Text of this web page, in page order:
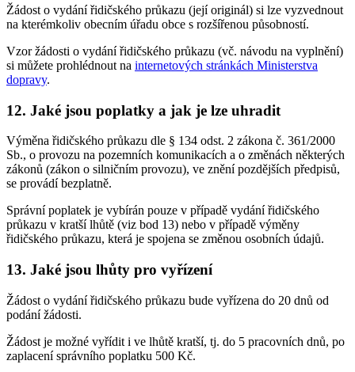
Žádost o vydání řidičského průkazu (její originál) si lze vyzvednout
na kterémkoliv obecním úřadu obce s rozšířenou působností.
Vzor žádosti o vydání řidičského průkazu (vč. návodu na vyplnění)
si můžete prohlédnout na internetových stránkách Ministerstva
dopravy.
12. Jaké jsou poplatky a jak je lze uhradit
Výměna řidičského průkazu dle § 134 odst. 2 zákona č. 361/2000
Sb., o provozu na pozemních komunikacích a o změnách některých
zákonů (zákon o silničním provozu), ve znění pozdějších předpisů,
se provádí bezplatně.
Správní poplatek je vybírán pouze v případě vydání řidičského
průkazu v kratší lhůtě (viz bod 13) nebo v případě výměny
řidičského průkazu, která je spojena se změnou osobních údajů.
13. Jaké jsou lhůty pro vyřízení
Žádost o vydání řidičského průkazu bude vyřízena do 20 dnů od
podání žádosti.
Žádost je možné vyřídit i ve lhůtě kratší, tj. do 5 pracovních dnů, po
zaplacení správního poplatku 500 Kč.